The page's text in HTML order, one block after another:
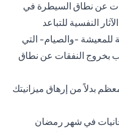
عن نطاق السيطرة في
النفسية للتباعد
للمعيشة -والصيام- التي
بخروج النفقات عن نطاق
بدلاً من إرهاق ميزانيتك
في شهر رمضان